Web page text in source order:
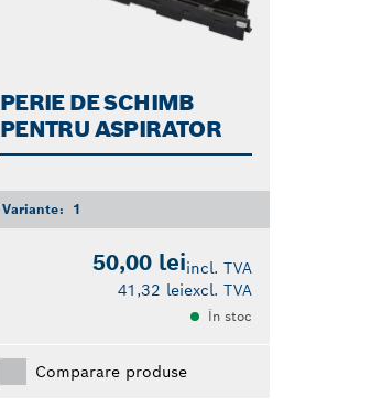
PERIE DE SCHIMB
PENTRU ASPIRATOR
Variante: 1
50,00 leiincl. TVA
41,32 leiexcl. TVA
În stoc
Comparare produse